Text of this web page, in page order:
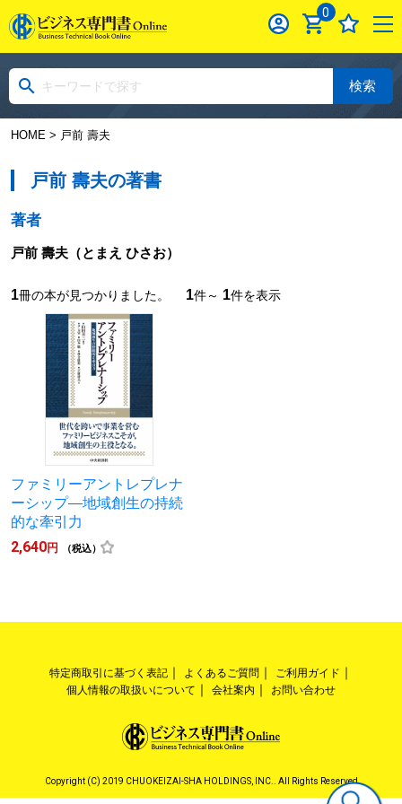
0
検索
HOME> 戸前 壽夫
戸前 壽夫の著書
著者
戸前 壽夫（とまえ ひさお）
1冊の本が見つかりました。 1件～ 1件を表示
ファミリーアントレプレナ
ーシップ―地域創生の持続
的な牽引力
2,640円 （税込）
特定商取引に基づく表記 よくあるご質問
ご利用ガイド
個人情報の取扱いについて
会社案内 お問い合わせ
Copyright (C) 2019 CHUOKEIZAI-SHA HOLDINGS, INC.. All Rights Reserved